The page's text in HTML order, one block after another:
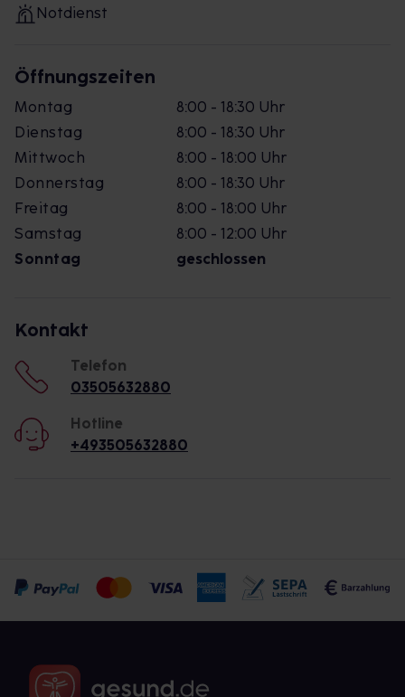
Notdienst
Öffnungszeiten
Montag
8:00 - 18:30 Uhr
Dienstag
8:00 - 18:30 Uhr
Mittwoch
8:00 - 18:00 Uhr
Donnerstag
8:00 - 18:30 Uhr
Freitag
8:00 - 18:00 Uhr
Samstag
8:00 - 12:00 Uhr
Sonntag
geschlossen
Kontakt
Telefon
03505632880
Hotline
+493505632880